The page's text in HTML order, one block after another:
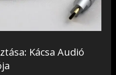
Kácsa Audió